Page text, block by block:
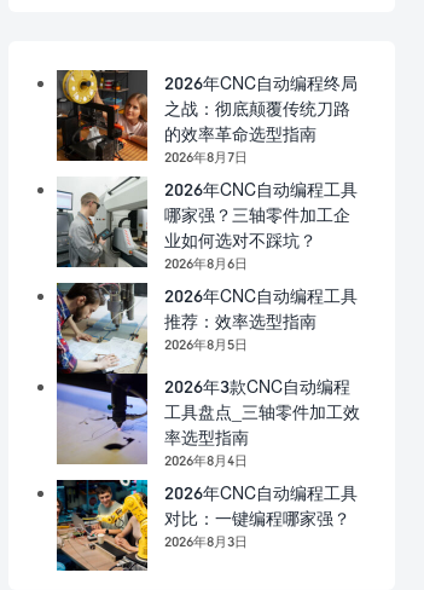
2026年CNC自动编程终局
之战：彻底颠覆传统刀路
的效率革命选型指南
2026年8月7日
2026年CNC自动编程工具
哪家强？三轴零件加工企
业如何选对不踩坑？
2026年8月6日
2026年CNC自动编程工具
推荐：效率选型指南
2026年8月5日
2026年3款CNC自动编程
工具盘点_三轴零件加工效
率选型指南
2026年8月4日
2026年CNC自动编程工具
对比：一键编程哪家强？
2026年8月3日